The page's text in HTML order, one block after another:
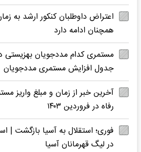
اعتراض داوطلبان کنکور ارشد به
همچنان ادامه دارد
مستمری کدام مددجویان بهزیستی
جدول افزایش مستمری مددجویان
آخرین خبر از زمان و مبلغ واریز
رفاه در فروردین ۱۴۰۳
فوری؛ استقلال به آسیا بازگشت |
در لیگ قهرمانان آسیا